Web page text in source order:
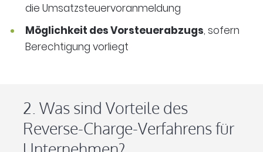
die Umsatzsteuervoranmeldung
Möglichkeit des Vorsteuerabzugs, sofern
Berechtigung vorliegt
2. Was sind Vorteile des
Reverse-Charge-Verfahrens für